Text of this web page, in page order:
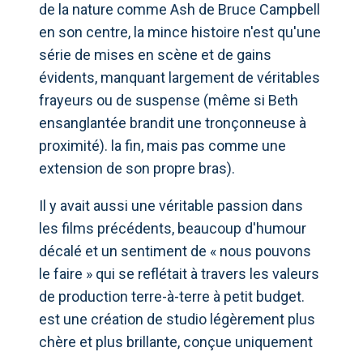
de la nature comme Ash de Bruce Campbell
en son centre, la mince histoire n'est qu'une
série de mises en scène et de gains
évidents, manquant largement de véritables
frayeurs ou de suspense (même si Beth
ensanglantée brandit une tronçonneuse à
proximité). la fin, mais pas comme une
extension de son propre bras).
Il y avait aussi une véritable passion dans
les films précédents, beaucoup d'humour
décalé et un sentiment de « nous pouvons
le faire » qui se reflétait à travers les valeurs
de production terre-à-terre à petit budget.
est une création de studio légèrement plus
chère et plus brillante, conçue uniquement